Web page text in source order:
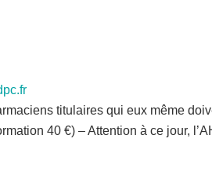
titulaires qui eux même
40 €) – Attention à ce jour,